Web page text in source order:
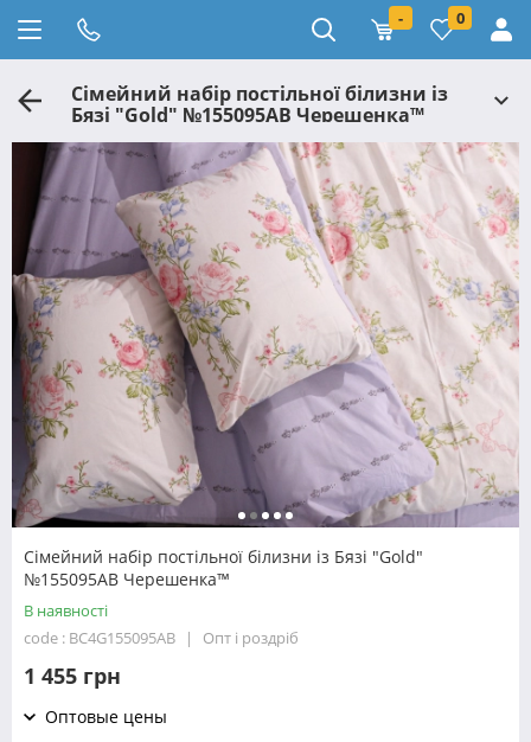
- 0
Сімейний набір постільної білизни із
Бязі "Gold" №155095AB Черешенка™
Сімейний набір постільної білизни із Бязі "Gold"
№155095AB Черешенка™
В наявності
code : BC4G155095AB
Опт і роздріб
1 455 грн
Оптовые цены